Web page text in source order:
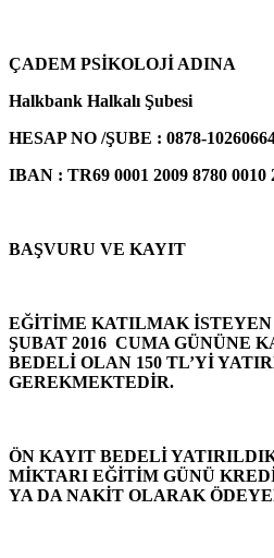
ÇADEM PSİKOLOJİ ADINA
Halkbank Halkalı Şubesi
HESAP NO /ŞUBE : 0878-
IBAN : TR69 0001 2009 8780 0010
BAŞVURU VE KAYIT
EĞİTİME KATILMAK
ŞUBAT 2016 CUMA GÜNÜNE
BEDELİ OLAN 150 TL’Yİ
GEREKMEKTEDİR.
ÖN KAYIT BEDELİ
MİKTARI EĞİTİM GÜNÜ
YA DA NAKİT OLARAK